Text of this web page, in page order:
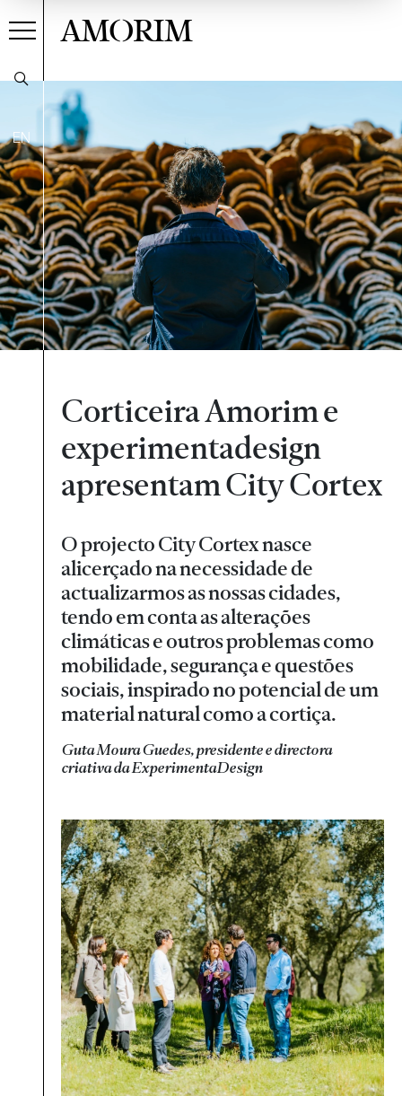
EN
AMORIM
Corticeira Amorim e
experimentadesign
apresentam City Cortex
O projecto City Cortex nasce
alicerçado na necessidade de
actualizarmos as nossas cidades,
tendo em conta as alterações
climáticas e outros problemas como
mobilidade, segurança e questões
sociais, inspirado no potencial de um
material natural como a cortiça.
Guta Moura Guedes, presidente e directora
criativa da ExperimentaDesign